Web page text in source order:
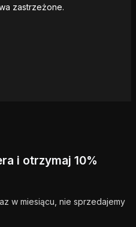
zastrzeżone.
i otrzymaj 10%
w miesiącu, nie sprzedajemy